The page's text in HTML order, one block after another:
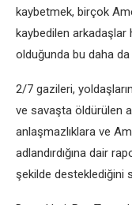
kaybetmek, birçok
kaybedilen arkadaşlar
olduğunda bu daha da
2/7 gazileri,
ve savaşta öldürülen
anlaşmazlıklara ve
adlandırdığına dair
şekilde desteklediğini